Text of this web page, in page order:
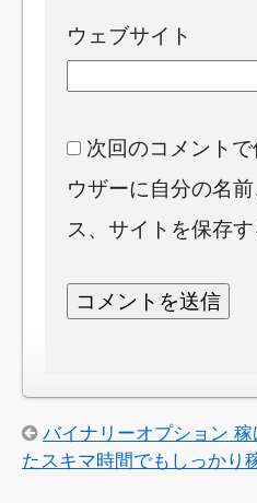
ウェブサイト
次回のコメント
ウザーに自分の名
ス、サイトを保存す
バイナリーオプション
たスキマ時間でもしっか